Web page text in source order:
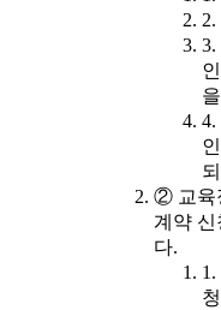
3.
4.
② 교육
계약 신
다.